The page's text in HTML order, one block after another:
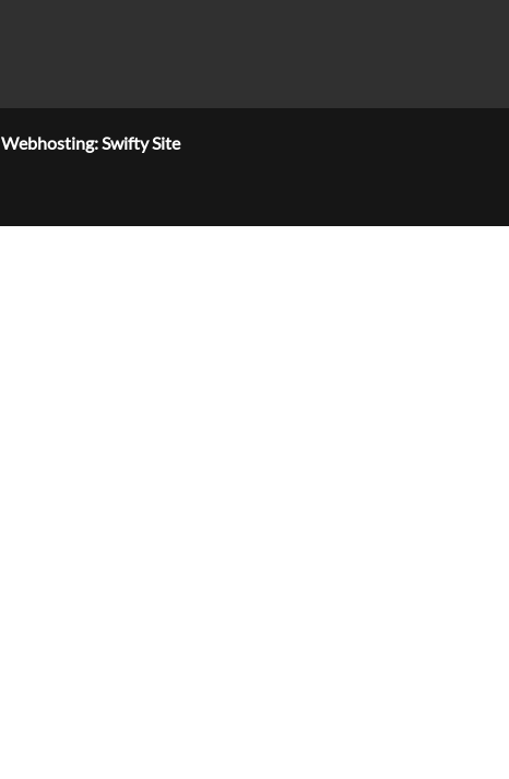
Webhosting: Swifty Site